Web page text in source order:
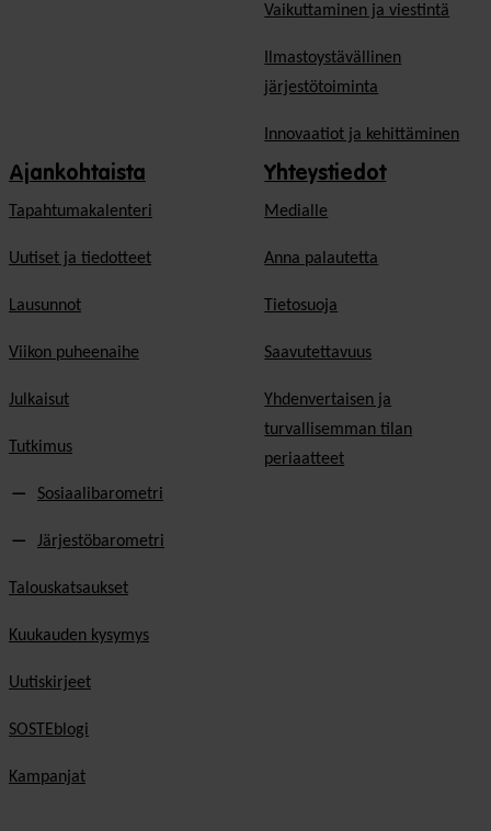
Vaikuttaminen ja viestintä
Ilmastoystävällinen
järjestötoiminta
Innovaatiot ja kehittäminen
Ajankohtaista
Tapahtumakalenteri
Uutiset ja tiedotteet
Lausunnot
Viikon puheenaihe
Julkaisut
Tutkimus
Sosiaalibarometri
Järjestöbarometri
Talouskatsaukset
Kuukauden kysymys
Uutiskirjeet
SOSTEblogi
Kampanjat
Yhteystiedot
Medialle
Anna palautetta
Tietosuoja
Saavutettavuus
Yhdenvertaisen ja
turvallisemman tilan
periaatteet